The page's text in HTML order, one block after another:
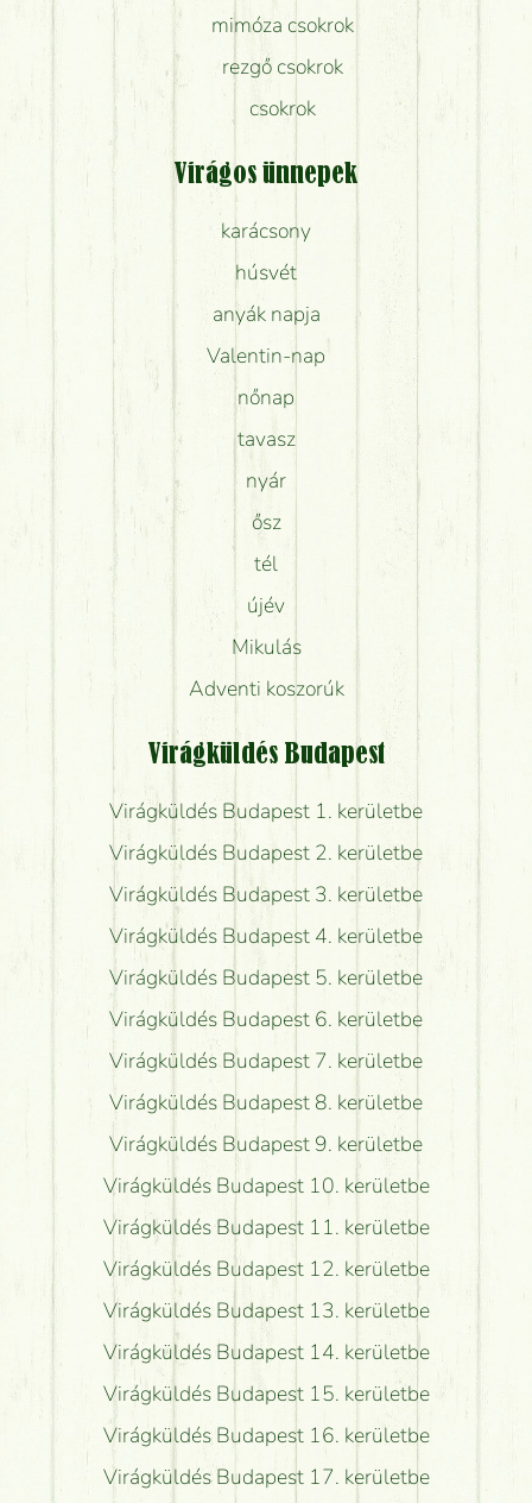
mimóza csokrok
rezgő csokrok
csokrok
Virágos ünnepek
karácsony
húsvét
anyák napja
Valentin-nap
nőnap
tavasz
nyár
ősz
tél
újév
Mikulás
Adventi koszorúk
Virágküldés Budapest
Virágküldés Budapest 1. kerületbe
Virágküldés Budapest 2. kerületbe
Virágküldés Budapest 3. kerületbe
Virágküldés Budapest 4. kerületbe
Virágküldés Budapest 5. kerületbe
Virágküldés Budapest 6. kerületbe
Virágküldés Budapest 7. kerületbe
Virágküldés Budapest 8. kerületbe
Virágküldés Budapest 9. kerületbe
Virágküldés Budapest 10. kerületbe
Virágküldés Budapest 11. kerületbe
Virágküldés Budapest 12. kerületbe
Virágküldés Budapest 13. kerületbe
Virágküldés Budapest 14. kerületbe
Virágküldés Budapest 15. kerületbe
Virágküldés Budapest 16. kerületbe
Virágküldés Budapest 17. kerületbe